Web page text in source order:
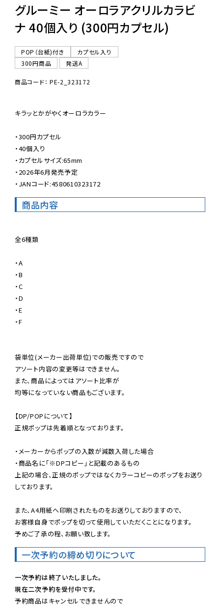
06-6282-7659
グルーミー オーロラアクリルカラビ
ナ 40個入り (300円カプセル)
POP（台紙)付き
カプセル入り
300円商品
発送A
商品コード： PE-2_323172
キラッとかがやくオーロラカラー
・300円カプセル
・40個入り
・カプセルサイズ:65mm
・2026年6月発売予定
・JANコード:4580610323172
商品内容
全6種類
・A
・B
・C
・D
・E
・F
袋単位(メーカー出荷単位)での販売ですので
アソート内容の変更等はできません。
また、商品によってはアソート比率が
均等になっていない商品もございます。
【DP/POPについて】
正規ポップは先着順となっております。
・メーカーからポップの入数が減数入荷した場合
・商品名に「※DPコピー」と記載のあるもの
上記の場合、正規のポップではなくカラーコピーのポップをお送り
しております。
また、A4用紙へ印刷されたものをお送りしておりますので、
お客様自身でポップを切って使用していただくことになります。
予めご了承の程、お願い致します。
一次予約の締め切りについて
一次予約は終了いたしました。
現在二次予約を受付中です。
予約商品はキャンセルできませんので